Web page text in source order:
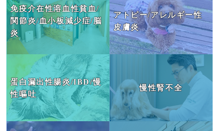
免疫介在性溶血性貧血/
関節炎/血小板減少症/脳
炎
アトピー/アレルギー性
皮膚炎
蛋白漏出性腸炎/IBD/慢
性嘔吐
慢性腎不全